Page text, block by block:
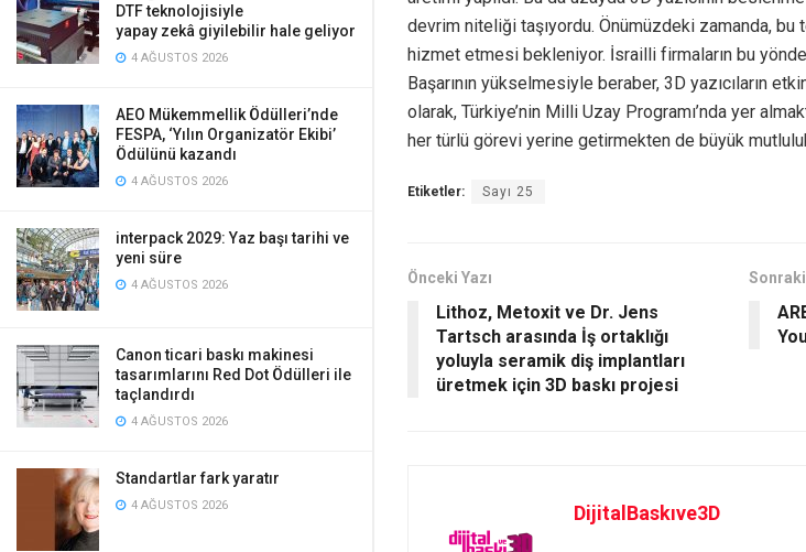
DTF teknolojisiyle
yapay zekâ giyilebilir hale geliyor
4 AĞUSTOS 2026
AEO Mükemmellik Ödülleri’nde
FESPA, ‘Yılın Organizatör Ekibi’
Ödülünü kazandı
4 AĞUSTOS 2026
interpack 2029: Yaz başı tarihi ve
yeni süre
4 AĞUSTOS 2026
Canon ticari baskı makinesi
tasarımlarını Red Dot Ödülleri ile
taçlandırdı
4 AĞUSTOS 2026
Standartlar fark yaratır
4 AĞUSTOS 2026
devrim niteliği taşıyordu. Önümüzdeki zamanda, bu
hizmet etmesi bekleniyor. İsrailli firmaların bu yönde
Başarının yükselmesiyle beraber, 3D yazıcıların
olarak, Türkiye’nin Milli Uzay Programı’nda yer
her türlü görevi yerine getirmekten de büyük
Etiketler: Sayı 25
Önceki Yazı
Lithoz, Metoxit ve Dr. Jens
Tartsch arasında İş ortaklığı
yoluyla seramik diş implantları
üretmek için 3D baskı projesi
Sonraki
DijitalBaskıve3D